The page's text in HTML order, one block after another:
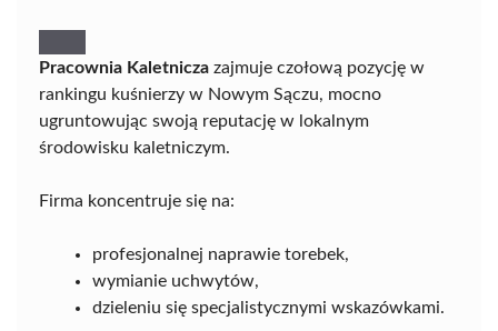
Pracownia Kaletnicza zajmuje czołową pozycję w
rankingu kuśnierzy w Nowym Sączu, mocno
ugruntowując swoją reputację w lokalnym
środowisku kaletniczym.
Firma koncentruje się na:
profesjonalnej naprawie torebek,
wymianie uchwytów,
dzieleniu się specjalistycznymi wskazówkami.